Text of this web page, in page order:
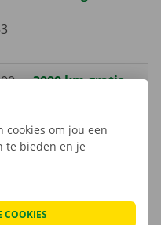
3000 km gratis
cookies om jou een
te bieden en je
COOKIES